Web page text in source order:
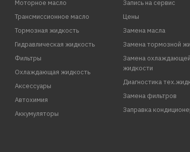
Моторное масло
Трансмиссионное масло
Тормозная жидкость
Гидравлическая жидкость
Фильтры
Охлаждающая жидкость
Аксессуары
Автохимия
Аккумуляторы
Запись на сервис
Цены
Замена масла
Замена тормозной
Замена охлаждающей
жидкости
Диагностика
Замена фильтров
Заправка